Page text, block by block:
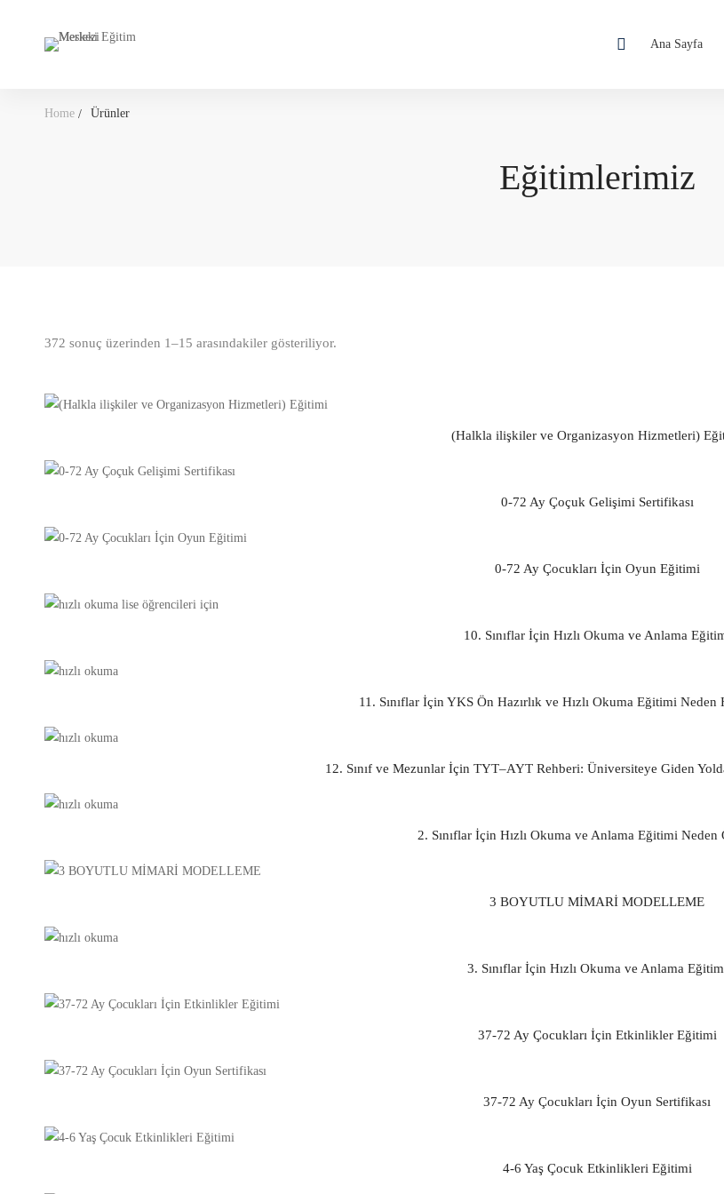
Ana Sayfa
Home Ürünler
Eğitimlerimiz
372 sonuç üzerinden 1–15 arasındakiler gösteriliyor.
(Halkla ilişkiler ve Organizasyon Hizmetleri)
0-72 Ay Çoçuk Gelişimi Sertifikası
0-72 Ay Çocukları İçin Oyun Eğitimi
10. Sınıflar İçin Hızlı Okuma ve Anlama
11. Sınıflar İçin YKS Ön Hazırlık ve Hızlı Okuma Eğitimi Neden
12. Sınıf ve Mezunlar İçin TYT–AYT Rehberi: Üniversiteye Giden
2. Sınıflar İçin Hızlı Okuma ve Anlama Eğitimi
3 BOYUTLU MİMARİ MODELLEME
3. Sınıflar İçin Hızlı Okuma ve Anlama
37-72 Ay Çocukları İçin Etkinlikler Eğitimi
37-72 Ay Çocukları İçin Oyun Sertifikası
4-6 Yaş Çocuk Etkinlikleri Eğitimi